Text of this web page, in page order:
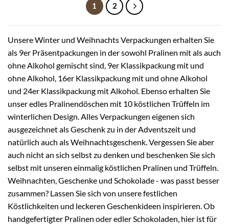
1 2
Unsere Winter und Weihnachts Verpackungen erhalten Sie
als 9er Präsentpackungen in der sowohl Pralinen mit als auch
ohne Alkohol gemischt sind, 9er Klassikpackung mit und
ohne Alkohol, 16er Klassikpackung mit und ohne Alkohol
und 24er Klassikpackung mit Alkohol. Ebenso erhalten Sie
unser edles Pralinendöschen mit 10 köstlichen Trüffeln im
winterlichen Design. Alles Verpackungen eigenen sich
ausgezeichnet als Geschenk zu in der Adventszeit und
natürlich auch als Weihnachtsgeschenk. Vergessen Sie aber
auch nicht an sich selbst zu denken und beschenken Sie sich
selbst mit unseren einmalig köstlichen Pralinen und Trüffeln.
Weihnachten, Geschenke und Schokolade - was passt besser
zusammen? Lassen Sie sich von unsere festlichen
Köstlichkeiten und leckeren Geschenkideen inspirieren. Ob
handgefertigter Pralinen oder edler Schokoladen, hier ist für